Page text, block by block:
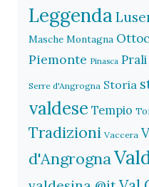
Leggenda
Masche Montagna
Piemonte Pinasca Prali
Serre d'Angrogna Storia
valdese Tempio
Tradizioni Vaccera
d'Angrogna